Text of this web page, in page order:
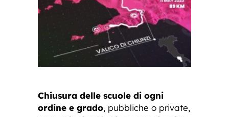
Chiusura delle scuole di ogni
ordine e grado, pubbliche o private,